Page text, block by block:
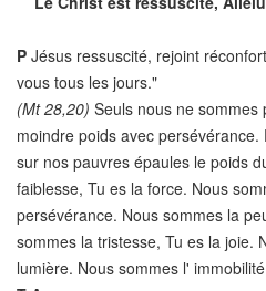
P Jésus ressuscité, rejoint
vous tous les jours."
(Mt 28,20) Seuls nous ne
moindre poids avec
sur nos pauvres épaules le poids
faiblesse, Tu es la force. Nous
persévérance. Nous sommes la
sommes la tristesse, Tu es la joie.
lumière. Nous sommes l'